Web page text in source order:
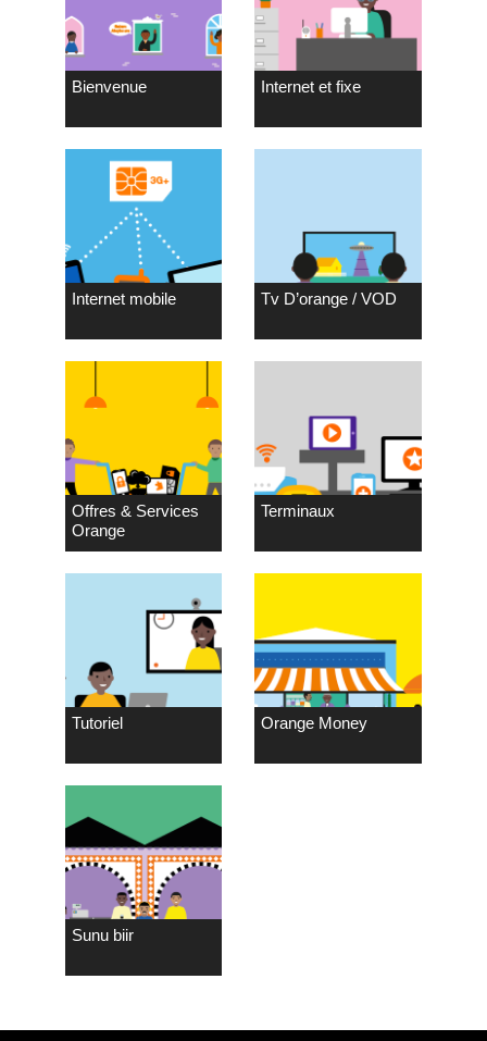
Bienvenue Internet et fixe
Internet mobile Tv D’orange / VOD
Offres & Services
Orange
Terminaux
Tutoriel Orange Money
Sunu biir